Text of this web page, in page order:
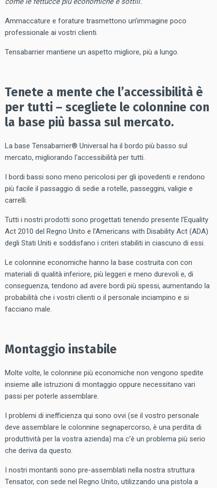
Ammaccature e forature trasmettono un’immagine poco
professionale ai vostri clienti.
Tensabarrier mantiene un aspetto migliore, più a lungo.
Tenete a mente che l’accessibilità è
per tutti – scegliete le colonnine con
la base più bassa sul mercato.
La base Tensabarrier® Universal ha il bordo più basso sul
mercato, migliorando l’accessibilità per tutti.
I bordi bassi sono meno pericolosi per gli ipovedenti e rendono
più facile il passaggio di sedie a rotelle, passeggini, valigie e
carrelli.
Tutti i nostri prodotti sono progettati tenendo presente l’Equality
Act 2010 del Regno Unito e l’Americans with Disability Act (ADA)
degli Stati Uniti e soddisfano i criteri stabiliti in ciascuno di essi.
Le colonnine economiche hanno la base costruita con con
materiali di qualità inferiore, più leggeri e meno durevoli e, di
conseguenza, tendono ad avere bordi più spessi, aumentando la
probabilità che i vostri clienti o il personale inciampino e si
facciano male.
Montaggio instabile
Molte volte, le colonnine più economiche non vengono spedite
insieme alle istruzioni di montaggio oppure necessitano vari
passi per poterle assemblare.
I problemi di inefficienza qui sono ovvi (se il vostro personale
deve assemblare le colonnine segnapercorso, è una perdita di
produttività per la vostra azienda) ma c’è un problema più serio
che deriva da questo.
I nostri montanti sono pre-assemblati nella nostra struttura
Tensator, con sede nel Regno Unito, utilizzando una pistola a